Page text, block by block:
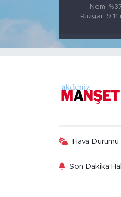
Nem:
Rüzgar: 9.11
Hava Durumu
Son Dakika